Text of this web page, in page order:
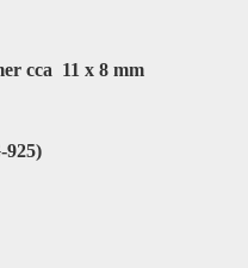
cca 11 x 8 mm
925)